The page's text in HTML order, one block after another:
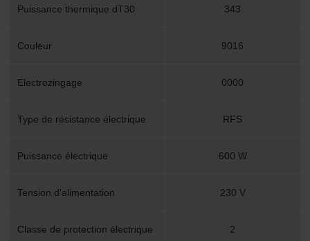
Puissance thermique dT30 343
Couleur 9016
Electrozingage 0000
Type de résistance électrique RFS
Puissance électrique 600 W
Tension d'alimentation 230 V
Classe de protection électrique 2